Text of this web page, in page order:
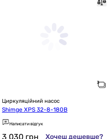
Циркуляційний насос
Shimge XPS 32-8-180B
Написати відгук
3 030 грн Хочеш дешевше?